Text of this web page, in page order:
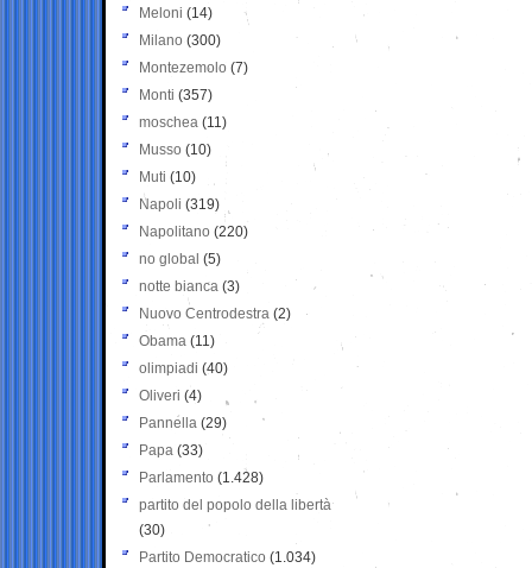
Meloni (14)
Milano (300)
Montezemolo (7)
Monti (357)
moschea (11)
Musso (10)
Muti (10)
Napoli (319)
Napolitano (220)
no global (5)
notte bianca (3)
Nuovo Centrodestra (2)
Obama (11)
olimpiadi (40)
Oliveri (4)
Pannella (29)
Papa (33)
Parlamento (1.428)
partito del popolo della libertà
(30)
Partito Democratico (1.034)